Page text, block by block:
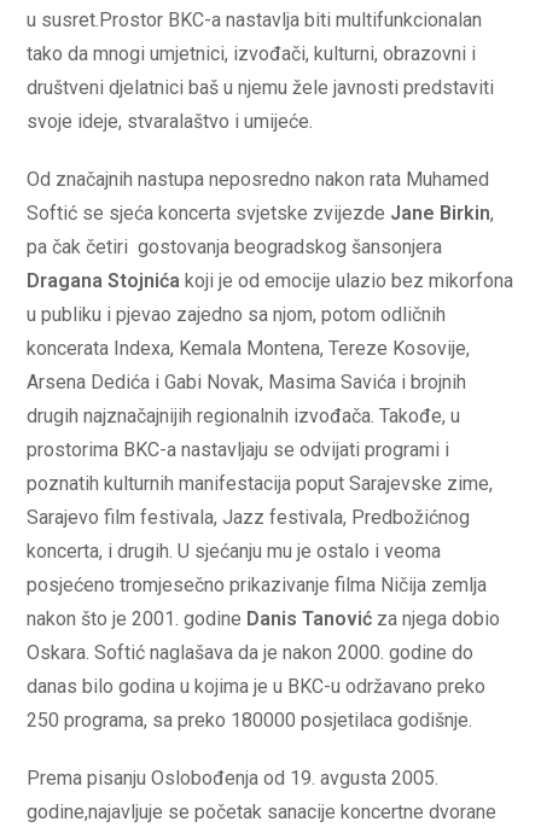
u susret.Prostor BKC-a nastavlja biti multifunkcionalan
tako da mnogi umjetnici, izvođači, kulturni, obrazovni i
društveni djelatnici baš u njemu žele javnosti predstaviti
svoje ideje, stvaralaštvo i umijeće.
Od značajnih nastupa neposredno nakon rata Muhamed
Softić se sjeća koncerta svjetske zvijezde Jane Birkin,
pa čak četiri gostovanja beogradskog šansonjera
Dragana Stojnića koji je od emocije ulazio bez mikorfona
u publiku i pjevao zajedno sa njom, potom odličnih
koncerata Indexa, Kemala Montena, Tereze Kosovije,
Arsena Dedića i Gabi Novak, Masima Savića i brojnih
drugih najznačajnijih regionalnih izvođača. Takođe, u
prostorima BKC-a nastavljaju se odvijati programi i
poznatih kulturnih manifestacija poput Sarajevske zime,
Sarajevo film festivala, Jazz festivala, Predbožićnog
koncerta, i drugih. U sjećanju mu je ostalo i veoma
posjećeno tromjesečno prikazivanje filma Ničija zemlja
nakon što je 2001. godine Danis Tanović za njega dobio
Oskara. Softić naglašava da je nakon 2000. godine do
danas bilo godina u kojima je u BKC-u održavano preko
250 programa, sa preko 180000 posjetilaca godišnje.
Prema pisanju Oslobođenja od 19. avgusta 2005.
godine,najavljuje se početak sanacije koncertne dvorane